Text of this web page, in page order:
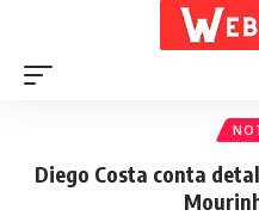
Diego Costa conta